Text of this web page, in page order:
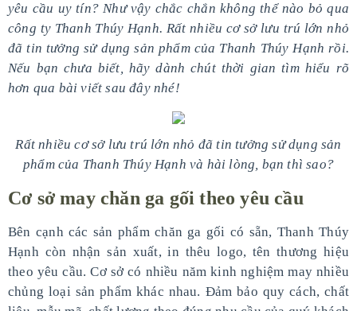
yêu cầu uy tín? Như vậy chắc chắn không thể nào bỏ qua
công ty Thanh Thúy Hạnh. Rất nhiều cơ sở lưu trú lớn nhỏ
đã tin tưởng sử dụng sản phẩm của Thanh Thúy Hạnh rồi.
Nếu bạn chưa biết, hãy dành chút thời gian tìm hiểu rõ
hơn qua bài viết sau đây nhé!
Rất nhiều cơ sở lưu trú lớn nhỏ đã tin tưởng sử dụng sản
phẩm của Thanh Thúy Hạnh và hài lòng, bạn thì sao?
Cơ sở may chăn ga gối theo yêu cầu
Bên cạnh các sản phẩm chăn ga gối có sẵn, Thanh Thúy
Hạnh còn nhận sản xuất, in thêu logo, tên thương hiệu
theo yêu cầu. Cơ sở có nhiều năm kinh nghiệm may nhiều
chủng loại sản phẩm khác nhau. Đảm bảo quy cách, chất